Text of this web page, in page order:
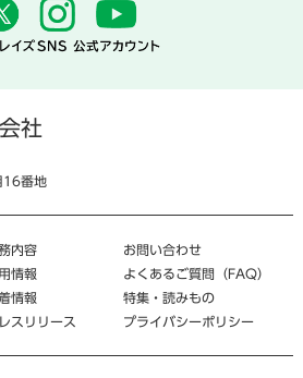
社
16番地
内容
情報
情報
スリリース
お問い合わせ
よくあるご質問（FAQ）
特集・読みもの
プライバシーポリシー